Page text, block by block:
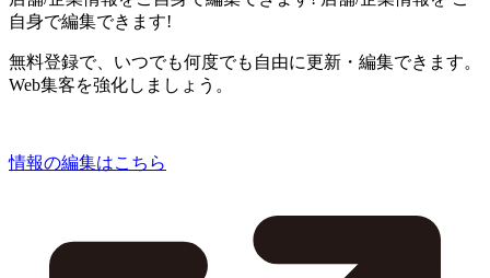
自身で編集できます!
無料登録で、いつでも何度でも自由に更新・編集できます。
Web集客を強化しましょう。
情報の編集はこちら